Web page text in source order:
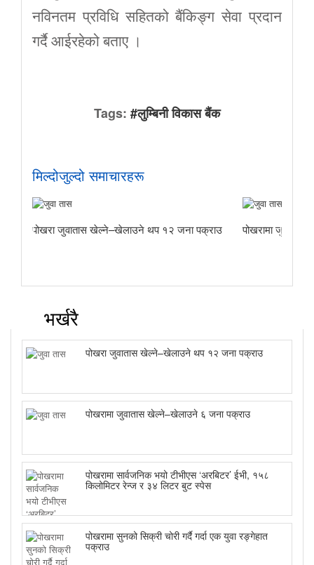
नविनतम प्रविधि सहितको बैंकिङ्ग सेवा प्रदान
गर्दै आईरहेको बताए ।
Tags: #लुम्बिनी विकास बैंक
मिल्दोजुल्दो समाचारहरू
पोखरा जुवातास खेल्ने–खेलाउने थप १२ जना पक्राउ पोखरामा
भर्खरै
पोखरा जुवातास खेल्ने–खेलाउने थप १२ जना पक्राउ
पोखरामा जुवातास खेल्ने–खेलाउने ६ जना पक्राउ
पोखरामा सार्वजनिक भयो टीभीएस ‘अरबिटर’ ईभी, १५८
किलोमिटर रेन्ज र ३४ लिटर बुट स्पेस
पोखरामा सुनको सिक्री चोरी गर्दै गर्दा एक युवा रङ्गेहात
पक्राउ